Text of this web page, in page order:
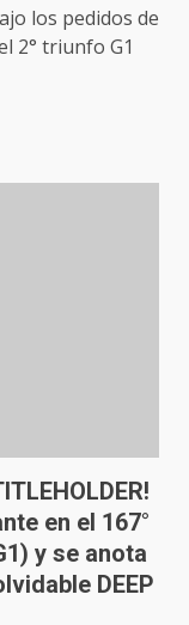
los pedidos de
2° triunfo G1
en el 167°
y se anota
DEEP